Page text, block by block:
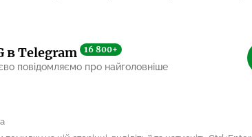
в Telegram 16 800+
повідомляємо про найголовніше